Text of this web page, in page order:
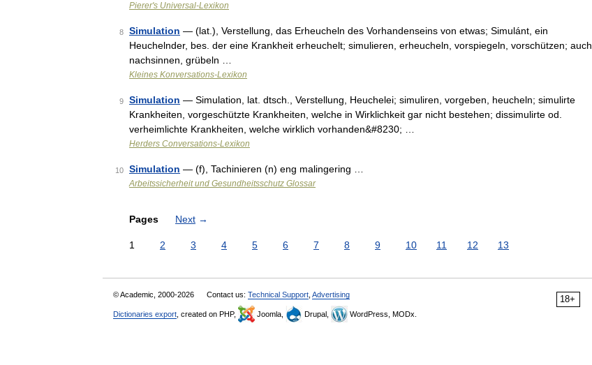
Pierer's Universal-Lexikon
8 Simulation — (lat.), Verstellung, das Erheucheln des Vorhandenseins von etwas; Simulánt, ein
Heuchelnder, bes. der eine Krankheit erheuchelt; simulieren, erheucheln, vorspiegeln, vorschützen; auch
nachsinnen, grübeln …
Kleines Konversations-Lexikon
9 Simulation — Simulation, lat. dtsch., Verstellung, Heuchelei; simuliren, vorgeben, heucheln; simulirte
Krankheiten, vorgeschützte Krankheiten, welche in Wirklichkeit gar nicht bestehen; dissimulirte od.
verheimlichte Krankheiten, welche wirklich vorhanden&#8230; …
Herders Conversations-Lexikon
10 Simulation — (f), Tachinieren (n) eng malingering …
Arbeitssicherheit und Gesundheitsschutz Glossar
Pages Next →
1 2 3 4 5 6 7 8 9 10 11 12 13
18+
© Academic, 2000-2026 Contact us: Technical Support Advertising
Dictionaries export , created on PHP, Joomla, Drupal, WordPress, MODx.